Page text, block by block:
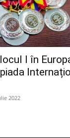
I în
2022